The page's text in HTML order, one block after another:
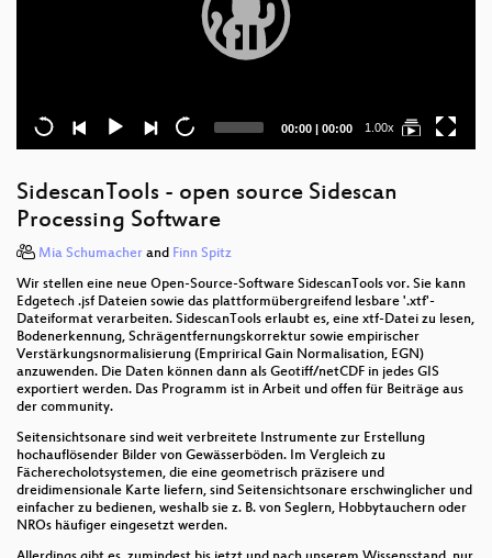
Current
00:00 | Total
00:00 1.00x
SidescanTools - open source Sidescan
Processing Software
Mia Schumacher and Finn Spitz
Wir stellen eine neue Open-Source-Software SidescanTools vor. Sie kann
Edgetech .jsf Dateien sowie das plattformübergreifend lesbare '.xtf'-
Dateiformat verarbeiten. SidescanTools erlaubt es, eine xtf-Datei zu lesen,
Bodenerkennung, Schrägentfernungskorrektur sowie empirischer
Verstärkungsnormalisierung (Emprirical Gain Normalisation, EGN)
anzuwenden. Die Daten können dann als Geotiff/netCDF in jedes GIS
exportiert werden. Das Programm ist in Arbeit und offen für Beiträge aus
der community.
Seitensichtsonare sind weit verbreitete Instrumente zur Erstellung
hochauflösender Bilder von Gewässerböden. Im Vergleich zu
Fächerecholotsystemen, die eine geometrisch präzisere und
dreidimensionale Karte liefern, sind Seitensichtsonare erschwinglicher und
einfacher zu bedienen, weshalb sie z. B. von Seglern, Hobbytauchern oder
NROs häufiger eingesetzt werden.